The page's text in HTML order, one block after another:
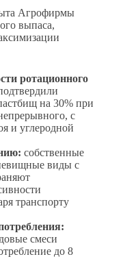
Агрофирмы
выпаса,
ротационного
на 30% при
с
и углеродной
собственные
виды с
транспорту
смеси
до 8